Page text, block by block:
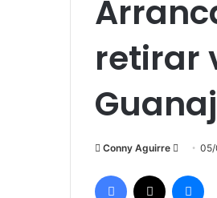
retirar
Conny Aguirre
Send
email
Facebook